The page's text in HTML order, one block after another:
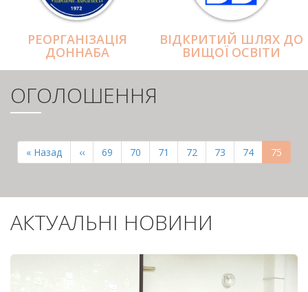
РЕОРГАНІЗАЦІЯ
ДОННАБА
ВІДКРИТИЙ ШЛЯХ ДО
ВИЩОЇ ОСВІТИ
ОГОЛОШЕННЯ
СТОРІНКИ
Перша
сторінка
« Назад
Попередня
сторінка
‹‹ Page
69 Page
70 Page
71 Page
72 Page
73 Page
74 75
АКТУАЛЬНІ НОВИНИ